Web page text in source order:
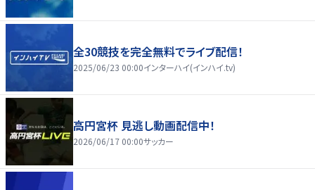
全30競技を完全無料でライブ配信！
2025/06/23 00:00インターハイ(インハイ.tv)
高円宮杯 見逃し動画配信中！
2026/06/17 00:00サッカー